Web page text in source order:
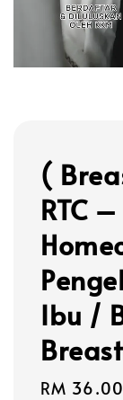
(
RTC
Ibu /
Sale
RM 36.00